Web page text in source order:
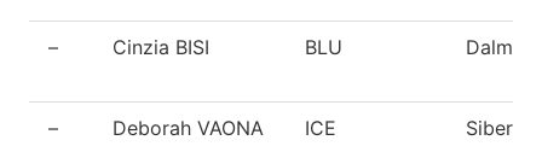
– Cinzia BISI BLU Dalmata
– Deborah VAONA ICE